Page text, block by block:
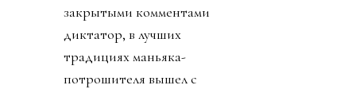
закрытыми комментами
диктатор, в лучших
традициях маньяка-
потрошителя вышел с